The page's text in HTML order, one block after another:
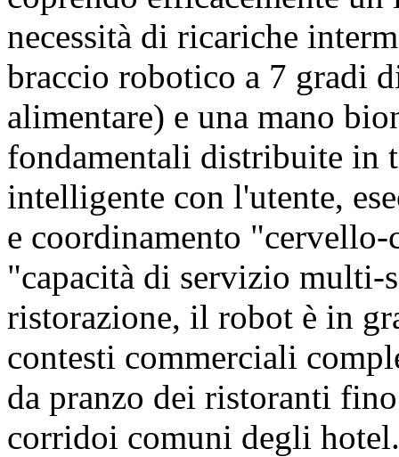
necessità di ricariche
braccio robotico a 7 gradi
alimentare) e una mano
fondamentali distribuite in
intelligente con l'utente,
e coordinamento
"capacità di servizio multi-
ristorazione, il robot è in
contesti commerciali
da pranzo dei ristoranti
corridoi comuni degli hotel.